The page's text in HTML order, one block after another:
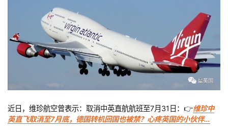
近日，维珍航空曾表示：取消中英直航航班至7月31日：👉维珍中
英直飞取消至7月底，德国转机回国也被禁？心疼英国的小伙伴…